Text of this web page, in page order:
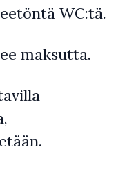
WC:tä.
maksutta.